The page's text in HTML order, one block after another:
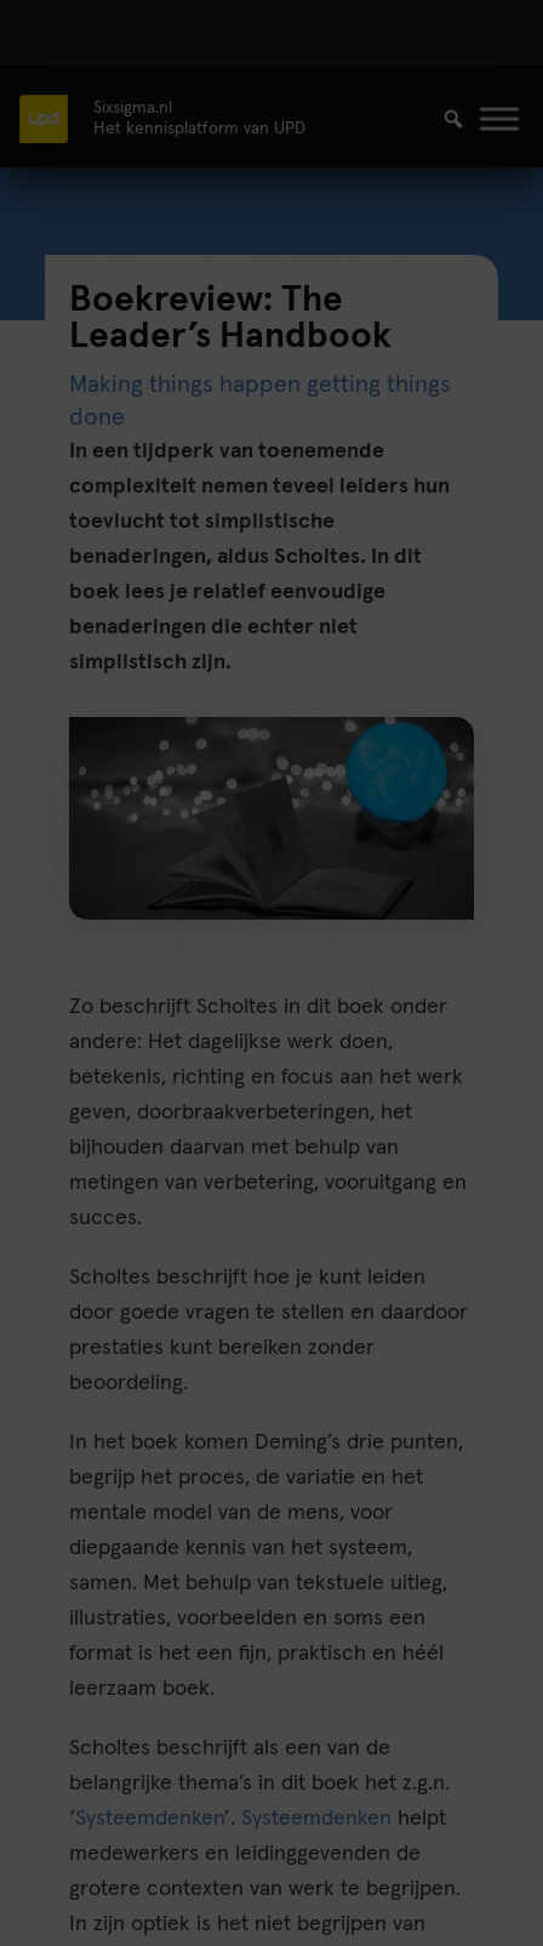
Sixsigma.nl
Het kennisplatform van UPD
Boekreview: The
Leader’s Handbook
Making things happen getting things
done
In een tijdperk van toenemende
complexiteit nemen teveel leiders hun
toevlucht tot simplistische
benaderingen, aldus Scholtes. In dit
boek lees je relatief eenvoudige
benaderingen die echter niet
simplistisch zijn.
Zo beschrijft Scholtes in dit boek onder
andere: Het dagelijkse werk doen,
betekenis, richting en focus aan het werk
geven, doorbraakverbeteringen, het
bijhouden daarvan met behulp van
metingen van verbetering, vooruitgang en
succes.
Scholtes beschrijft hoe je kunt leiden
door goede vragen te stellen en daardoor
prestaties kunt bereiken zonder
beoordeling.
In het boek komen Deming’s drie punten,
begrijp het proces, de variatie en het
mentale model van de mens, voor
diepgaande kennis van het systeem,
samen. Met behulp van tekstuele uitleg,
illustraties, voorbeelden en soms een
format is het een fijn, praktisch en héél
leerzaam boek.
Scholtes beschrijft als een van de
belangrijke thema’s in dit boek het z.g.n.
‘Systeemdenken’. Systeemdenken helpt
medewerkers en leidinggevenden de
grotere contexten van werk te begrijpen.
In zijn optiek is het niet begrijpen van